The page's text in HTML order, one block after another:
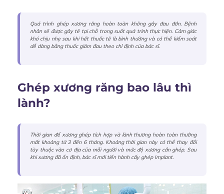
Quá trình ghép xương răng hoàn toàn không gây đau đớn. Bệnh
nhân sẽ được gây tê tại chỗ trong suốt quá trình thực hiện. Cảm giác
khó chịu nhẹ sau khi hết thuốc tê là bình thường và có thể kiểm soát
dễ dàng bằng thuốc giảm đau theo chỉ định của bác sĩ.
Ghép xương răng bao lâu thì
lành?
Thời gian để xương ghép tích hợp và lành thương hoàn toàn thường
mất khoảng từ 3 đến 6 tháng. Khoảng thời gian này có thể thay đổi
tùy thuộc vào cơ địa của mỗi người và mức độ xương cần ghép. Sau
khi xương đã ổn định, bác sĩ mới tiến hành cấy ghép Implant.